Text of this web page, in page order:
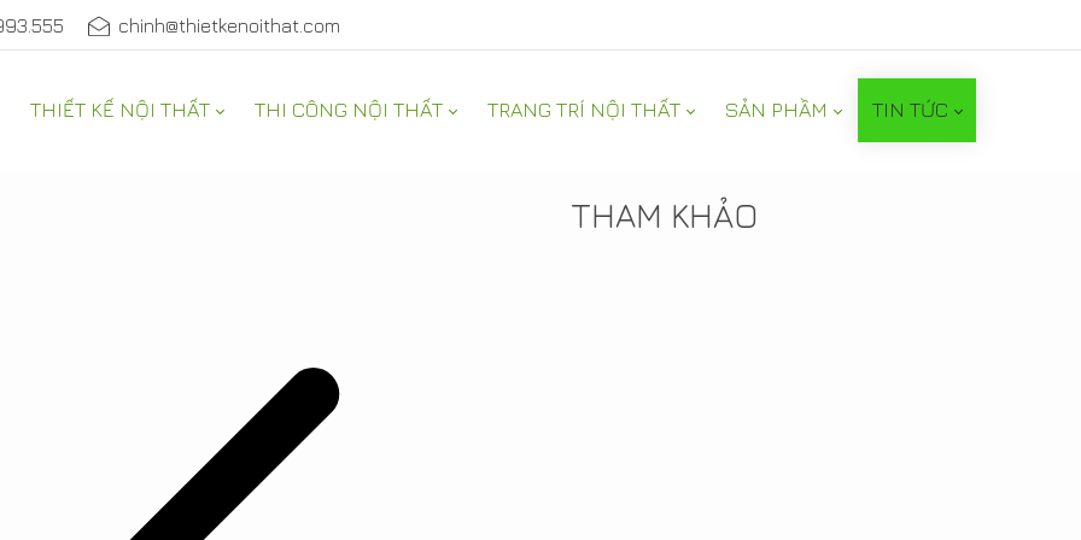
chinh@thietkenoithat.com
THIẾT KẾ NỘI THẤT THI CÔNG NỘI THẤT TRANG TRÍ NỘI THẤT SẢN PHẦM TIN TỨC
TIN NỔI BẬT
THAM KHẢO